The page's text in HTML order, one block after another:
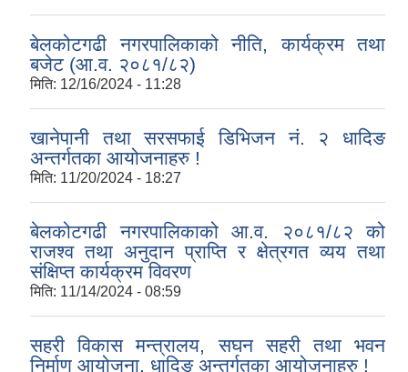
बेलकोटगढी नगरपालिकाको नीति, कार्यक्रम तथा
बजेट (आ.व. २०८१/८२)
मिति: 12/16/2024 - 11:28
खानेपानी तथा सरसफाई डिभिजन नं. २ धादिङ
अन्तर्गतका आयोजनाहरु !
मिति: 11/20/2024 - 18:27
बेलकोटगढी नगरपालिकाको आ.व. २०८१/८२ को
राजश्व तथा अनुदान प्राप्ति र क्षेत्रगत व्यय तथा
संक्षिप्त कार्यक्रम विवरण
मिति: 11/14/2024 - 08:59
सहरी विकास मन्त्रालय, सघन सहरी तथा भवन
निर्माण आयोजना, धादिङ अन्तर्गतका आयोजनाहरु !